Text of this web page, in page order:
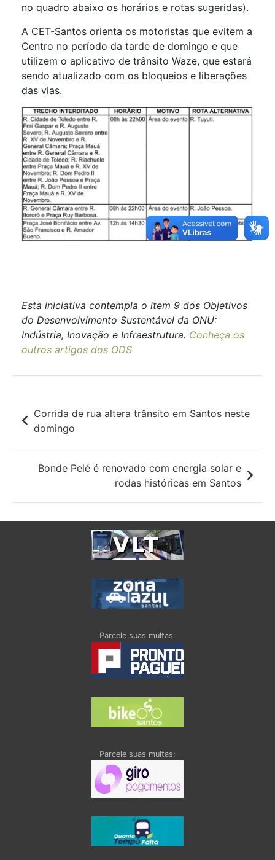
no quadro abaixo os horários e rotas sugeridas).
A CET-Santos orienta os motoristas que evitem a
Centro no período da tarde de domingo e que
utilizem o aplicativo de trânsito Waze, que estará
sendo atualizado com os bloqueios e liberações
das vias.
Esta iniciativa contempla o item 9 dos Objetivos
do Desenvolvimento Sustentável da ONU:
Indústria, Inovação e Infraestrutura. Conheça os
outros artigos dos ODS
Navegação
de
Post
Corrida de rua altera trânsito em Santos neste
domingo
Bonde Pelé é renovado com energia solar e
rodas históricas em Santos
Parcele suas multas:
Parcele suas multas: